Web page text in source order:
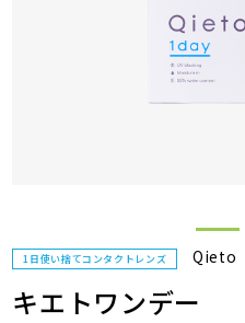
1日使い捨てコンタクトレンズ Qieto
キエトワンデー